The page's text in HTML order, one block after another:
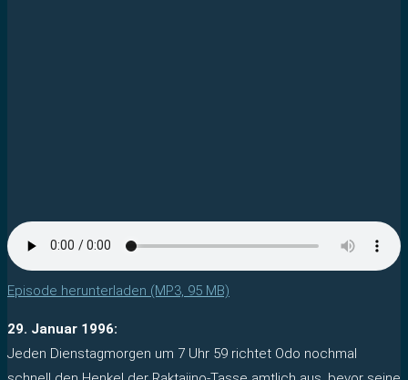
Episode herunterladen (MP3, 95 MB)
29. Januar 1996:
Jeden Dienstagmorgen um 7 Uhr 59 richtet Odo nochmal